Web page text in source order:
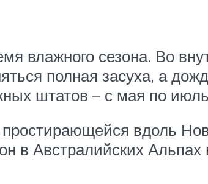
влажного сезона. Во
полная засуха, а
штатов – с мая по
вдоль
в Австралийских Альпах